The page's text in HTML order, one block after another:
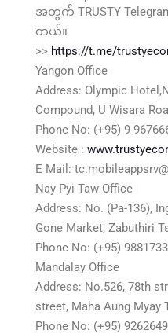
အတွက် TRUSTY
တယ်။
>> https://t.me/
Yangon Office
Address: Olympic
Compound, U Wisara
Phone No: (+95) 9
Website :
E Mail:
Nay Pyi Taw Office
Address: No. (Pa-136),
Gone Market, Zabuthiri
Phone No: (+95)
Mandalay Office
Address: No.526, 78th
street, Maha Aung Myay
Phone No: (+95)